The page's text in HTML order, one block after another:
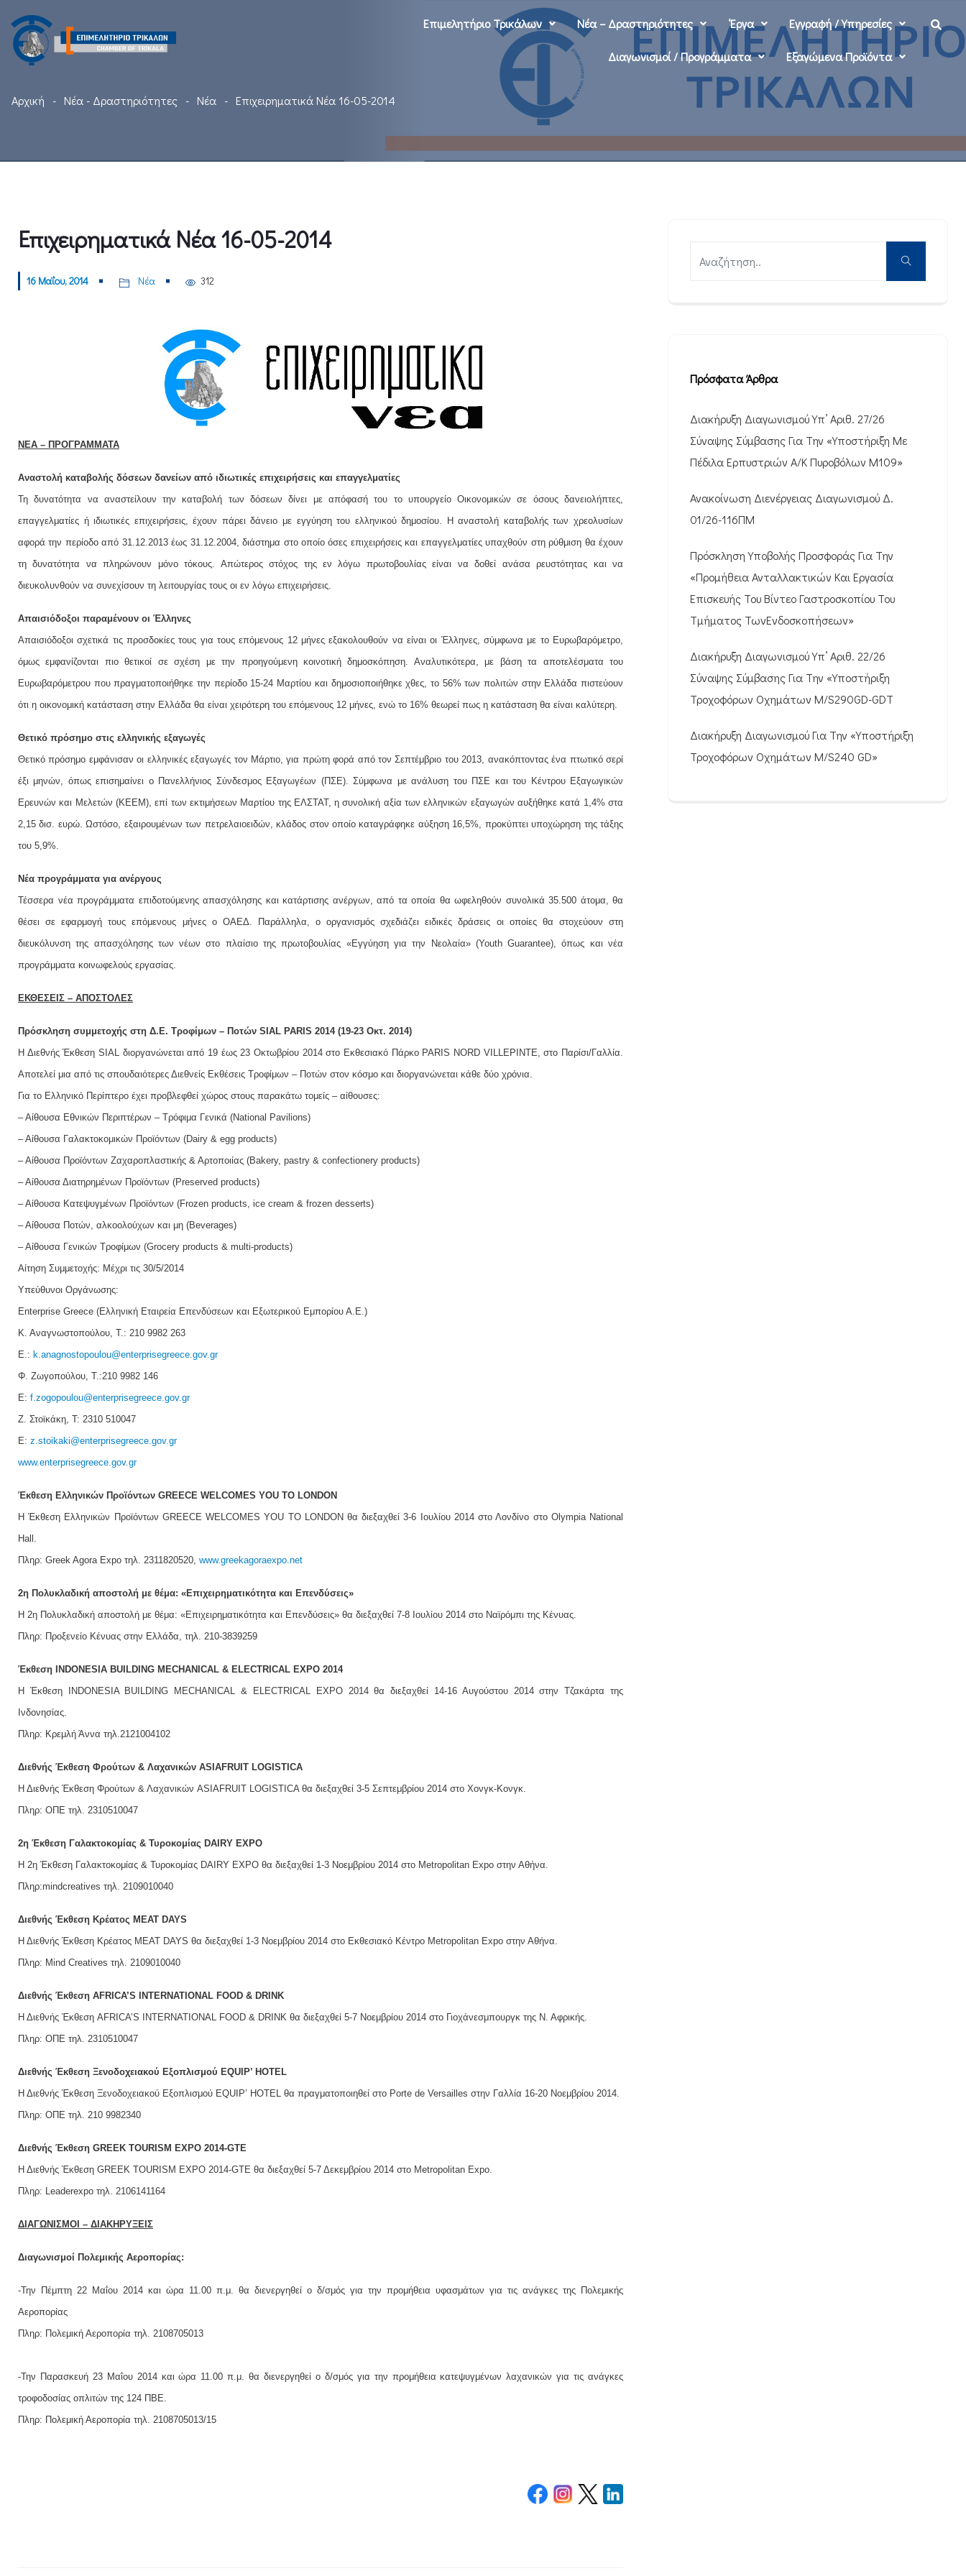
Επιμελητήριο Τρικάλων Νέα – Δραστηριότητες ‘Εργα Εγγραφή / Υπηρεσίες
Διαγωνισμοί / Προγράμματα Εξαγώμενα Προϊόντα
Αρχική Νέα - Δραστηριότητες Νέα Επιχειρηματικά Νέα 16-05-2014
Επιχειρηματικά Νέα 16-05-2014
16 Μαΐου, 2014 Νέα 312
ΝΕΑ – ΠΡΟΓΡΑΜΜΑΤΑ
Αναστολή καταβολής δόσεων δανείων από ιδιωτικές επιχειρήσεις και επαγγελματίες
Τη δυνατότητα να αναστείλουν την καταβολή των δόσεων δίνει με απόφασή του το υπουργείο Οικονομικών σε όσους δανειολήπτες,
επαγγελματίες ή ιδιωτικές επιχειρήσεις, έχουν πάρει δάνειο με εγγύηση του ελληνικού δημοσίου. Η αναστολή καταβολής των χρεολυσίων
αφορά την περίοδο από 31.12.2013 έως 31.12.2004, διάστημα στο οποίο όσες επιχειρήσεις και επαγγελματίες υπαχθούν στη ρύθμιση θα έχουν
τη δυνατότητα να πληρώνουν μόνο τόκους. Απώτερος στόχος της εν λόγω πρωτοβουλίας είναι να δοθεί ανάσα ρευστότητας και να
διευκολυνθούν να συνεχίσουν τη λειτουργίας τους οι εν λόγω επιχειρήσεις.
Απαισιόδοξοι παραμένουν οι Έλληνες
Απαισιόδοξοι σχετικά τις προσδοκίες τους για τους επόμενους 12 μήνες εξακολουθούν να είναι οι Έλληνες, σύμφωνα με το Ευρωβαρόμετρο,
όμως εμφανίζονται πιο θετικοί σε σχέση με την προηγούμενη κοινοτική δημοσκόπηση. Αναλυτικότερα, με βάση τα αποτελέσματα του
Ευρωβαρόμετρου που πραγματοποιήθηκε την περίοδο 15-24 Μαρτίου και δημοσιοποιήθηκε χθες, το 56% των πολιτών στην Ελλάδα πιστεύουν
ότι η οικονομική κατάσταση στην Ελλάδα θα είναι χειρότερη του επόμενους 12 μήνες, ενώ το 16% θεωρεί πως η κατάσταση θα είναι καλύτερη.
Θετικό πρόσημο στις ελληνικής εξαγωγές
Θετικό πρόσημο εμφάνισαν οι ελληνικές εξαγωγές τον Μάρτιο, για πρώτη φορά από τον Σεπτέμβριο του 2013, ανακόπτοντας ένα πτωτικό σερί
έξι μηνών, όπως επισημαίνει ο Πανελλήνιος Σύνδεσμος Εξαγωγέων (ΠΣΕ). Σύμφωνα με ανάλυση του ΠΣΕ και του Κέντρου Εξαγωγικών
Ερευνών και Μελετών (ΚΕΕΜ), επί των εκτιμήσεων Μαρτίου της ΕΛΣΤΑΤ, η συνολική αξία των ελληνικών εξαγωγών αυξήθηκε κατά 1,4% στα
2,15 δισ. ευρώ. Ωστόσο, εξαιρουμένων των πετρελαιοειδών, κλάδος στον οποίο καταγράφηκε αύξηση 16,5%, προκύπτει υποχώρηση της τάξης
του 5,9%.
Νέα προγράμματα για ανέργους
Τέσσερα νέα προγράμματα επιδοτούμενης απασχόλησης και κατάρτισης ανέργων, από τα οποία θα ωφεληθούν συνολικά 35.500 άτομα, θα
θέσει σε εφαρμογή τους επόμενους μήνες ο ΟΑΕΔ. Παράλληλα, ο οργανισμός σχεδιάζει ειδικές δράσεις οι οποίες θα στοχεύουν στη
διευκόλυνση της απασχόλησης των νέων στο πλαίσιο της πρωτοβουλίας «Εγγύηση για την Νεολαία» (Youth Guarantee), όπως και νέα
προγράμματα κοινωφελούς εργασίας.
ΕΚΘΕΣΕΙΣ – ΑΠΟΣΤΟΛΕΣ
Πρόσκληση συμμετοχής στη Δ.Ε. Τροφίμων – Ποτών SIAL PARIS 2014 (19-23 Οκτ. 2014)
Η Διεθνής Έκθεση SIAL διοργανώνεται από 19 έως 23 Οκτωβρίου 2014 στο Εκθεσιακό Πάρκο PARIS NORD VILLEPINTE, στο Παρίσι/Γαλλία.
Αποτελεί μια από τις σπουδαιότερες Διεθνείς Εκθέσεις Τροφίμων – Ποτών στον κόσμο και διοργανώνεται κάθε δύο χρόνια.
Για το Ελληνικό Περίπτερο έχει προβλεφθεί χώρος στους παρακάτω τομείς – αίθουσες:
– Αίθουσα Εθνικών Περιπτέρων – Τρόφιμα Γενικά (National Pavilions)
– Αίθουσα Γαλακτοκομικών Προϊόντων (Dairy & egg products)
– Αίθουσα Προϊόντων Ζαχαροπλαστικής & Αρτοποιίας (Βakery, pastry & confectionery products)
– Αίθουσα Διατηρημένων Προϊόντων (Preserved products)
– Αίθουσα Κατεψυγμένων Προϊόντων (Frozen products, ice cream & frozen desserts)
– Αίθουσα Ποτών, αλκοολούχων και μη (Beverages)
– Αίθουσα Γενικών Τροφίμων (Grocery products & multi-products)
Αίτηση Συμμετοχής: Μέχρι τις 30/5/2014
Υπεύθυνοι Οργάνωσης:
Enterprise Greece (Ελληνική Εταιρεία Επενδύσεων και Εξωτερικού Εμπορίου Α.Ε.)
Κ. Αναγνωστοπούλου, Τ.: 210 9982 263
E.: k.anagnostopoulou@enterprisegreece.gov.gr
Φ. Ζωγοπούλου, T.:210 9982 146
E: f.zogopoulou@enterprisegreece.gov.gr
Ζ. Στοϊκάκη, T: 2310 510047
Ε: z.stoikaki@enterprisegreece.gov.gr
www.enterprisegreece.gov.gr
Έκθεση Ελληνικών Προϊόντων GREECE WELCOMES YOU TO LONDON
Η Έκθεση Ελληνικών Προϊόντων GREECE WELCOMES YOU TO LONDON θα διεξαχθεί 3-6 Ιουλίου 2014 στο Λονδίνο στο Olympia National
Hall.
Πληρ: Greek Agora Expo τηλ. 2311820520, www.greekagoraexpo.net
2η Πολυκλαδική αποστολή με θέμα: «Επιχειρηματικότητα και Επενδύσεις»
Η 2η Πολυκλαδική αποστολή με θέμα: «Επιχειρηματικότητα και Επενδύσεις» θα διεξαχθεί 7-8 Ιουλίου 2014 στο Ναϊρόμπι της Κένυας.
Πληρ: Προξενείο Κένυας στην Ελλάδα, τηλ. 210-3839259
Έκθεση INDONESIA BUILDING MECHANICAL & ELECTRICAL EXPO 2014
Η Έκθεση INDONESIA BUILDING MECHANICAL & ELECTRICAL EXPO 2014 θα διεξαχθεί 14-16 Αυγούστου 2014 στην Τζακάρτα της
Ινδονησίας.
Πληρ: Κρεμλή Άννα τηλ.2121004102
Διεθνής Έκθεση Φρούτων & Λαχανικών ASIAFRUIT LOGISTICA
Η Διεθνής Έκθεση Φρούτων & Λαχανικών ASIAFRUIT LOGISTICA θα διεξαχθεί 3-5 Σεπτεμβρίου 2014 στο Χονγκ-Κονγκ.
Πληρ: ΟΠΕ τηλ. 2310510047
2η Έκθεση Γαλακτοκομίας & Τυροκομίας DAIRY EXPO
Η 2η Έκθεση Γαλακτοκομίας & Τυροκομίας DAIRY EXPO θα διεξαχθεί 1-3 Νοεμβρίου 2014 στο Metropolitan Expo στην Αθήνα.
Πληρ:mindcreatives τηλ. 2109010040
Διεθνής Έκθεση Κρέατος MEAT DAYS
Η Διεθνής Έκθεση Κρέατος MEAT DAYS θα διεξαχθεί 1-3 Νοεμβρίου 2014 στο Εκθεσιακό Κέντρο Metropolitan Expo στην Αθήνα.
Πληρ: Mind Creatives τηλ. 2109010040
Διεθνής Έκθεση AFRICA’S INTERNATIONAL FOOD & DRINK
Η Διεθνής Έκθεση AFRICA’S INTERNATIONAL FOOD & DRINK θα διεξαχθεί 5-7 Νοεμβρίου 2014 στο Γιοχάνεσμπουργκ της Ν. Αφρικής.
Πληρ: ΟΠΕ τηλ. 2310510047
Διεθνής Έκθεση Ξενοδοχειακού Εξοπλισμού EQUIP’ HOTEL
Η Διεθνής Έκθεση Ξενοδοχειακού Εξοπλισμού EQUIP’ HOTEL θα πραγματοποιηθεί στο Porte de Versailles στην Γαλλία 16-20 Νοεμβρίου 2014.
Πληρ: ΟΠΕ τηλ. 210 9982340
Διεθνής Έκθεση GREEK TOURISM EXPO 2014-GTE
Η Διεθνής Έκθεση GREEK TOURISM EXPO 2014-GTE θα διεξαχθεί 5-7 Δεκεμβρίου 2014 στο Metropolitan Expo.
Πληρ: Leaderexpo τηλ. 2106141164
ΔΙΑΓΩΝΙΣΜΟΙ – ΔΙΑΚΗΡΥΞΕΙΣ
Διαγωνισμοί Πολεμικής Αεροπορίας:
-Την Πέμπτη 22 Μαΐου 2014 και ώρα 11.00 π.μ. θα διενεργηθεί ο δ/σμός για την προμήθεια υφασμάτων για τις ανάγκες της Πολεμικής
Αεροπορίας
Πληρ: Πολεμική Αεροπορία τηλ. 2108705013
-Την Παρασκευή 23 Μαΐου 2014 και ώρα 11.00 π.μ. θα διενεργηθεί ο δ/σμός για την προμήθεια κατεψυγμένων λαχανικών για τις ανάγκες
τροφοδοσίας οπλιτών της 124 ΠΒΕ.
Πληρ: Πολεμική Αεροπορία τηλ. 2108705013/15
Πρόσφατα Άρθρα
Διακήρυξη Διαγωνισμού Υπ’ Αριθ. 27/26
Σύναψης Σύμβασης Για Την «Υποστήριξη Με
Πέδιλα Ερπυστριών Α/Κ Πυροβόλων M109»
Ανακοίνωση Διενέργειας Διαγωνισμού Δ.
01/26-116ΠΜ
Πρόσκληση Υποβολής Προσφοράς Για Την
«Προμήθεια Ανταλλακτικών Και Εργασία
Επισκευής Του Βίντεο Γαστροσκοπίου Του
Τμήματος ΤωνΕνδοσκοπήσεων»
Διακήρυξη Διαγωνισμού Υπ’ Αριθ. 22/26
Σύναψης Σύμβασης Για Την «Υποστήριξη
Τροχοφόρων Οχημάτων M/S290GD-GDT
Διακήρυξη Διαγωνισμού Για Την «Υποστήριξη
Τροχοφόρων Οχημάτων M/S240 GD»